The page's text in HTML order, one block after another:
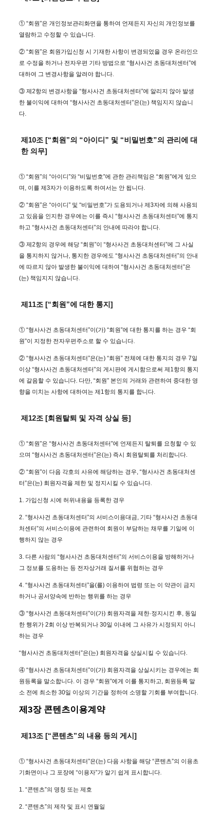
① “회원”은 개인정보관리화면을 통하여 언제든지 자신의 개인정보를
열람하고 수정할 수 있습니다.
② “회원”은 회원가입신청 시 기재한 사항이 변경되었을 경우 온라인으
로 수정을 하거나 전자우편 기타 방법으로 “형사사건 초동대처센터”에
대하여 그 변경사항을 알려야 합니다.
③ 제2항의 변경사항을 “형사사건 초동대처센터”에 알리지 않아 발생
한 불이익에 대하여 “형사사건 초동대처센터”은(는) 책임지지 않습니
다.
제10조 [“회원”의 “아이디” 및 “비밀번호”의 관리에 대
한 의무]
① “회원”의 “아이디”와 “비밀번호”에 관한 관리책임은 “회원”에게 있으
며, 이를 제3자가 이용하도록 하여서는 안 됩니다.
② “회원”은 “아이디” 및 “비밀번호”가 도용되거나 제3자에 의해 사용되
고 있음을 인지한 경우에는 이를 즉시 “형사사건 초동대처센터”에 통지
하고 “형사사건 초동대처센터”의 안내에 따라야 합니다.
③ 제2항의 경우에 해당 “회원”이 “형사사건 초동대처센터”에 그 사실
을 통지하지 않거나, 통지한 경우에도 “형사사건 초동대처센터”의 안내
에 따르지 않아 발생한 불이익에 대하여 “형사사건 초동대처센터”은
(는) 책임지지 않습니다.
제11조 [“회원”에 대한 통지]
① “형사사건 초동대처센터”이(가) “회원”에 대한 통지를 하는 경우 “회
원”이 지정한 전자우편주소로 할 수 있습니다.
② “형사사건 초동대처센터”은(는) “회원” 전체에 대한 통지의 경우 7일
이상 “형사사건 초동대처센터”의 게시판에 게시함으로써 제1항의 통지
에 갈음할 수 있습니다. 다만, “회원” 본인의 거래와 관련하여 중대한 영
향을 미치는 사항에 대하여는 제1항의 통지를 합니다.
제12조 [회원탈퇴 및 자격 상실 등]
① “회원”은 “형사사건 초동대처센터”에 언제든지 탈퇴를 요청할 수 있
으며 “형사사건 초동대처센터”은(는) 즉시 회원탈퇴를 처리합니다.
② “회원”이 다음 각호의 사유에 해당하는 경우, “형사사건 초동대처센
터”은(는) 회원자격을 제한 및 정지시킬 수 있습니다.
1. 가입신청 시에 허위내용을 등록한 경우
2. “형사사건 초동대처센터”의 서비스이용대금, 기타 “형사사건 초동대
처센터”의 서비스이용에 관련하여 회원이 부담하는 채무를 기일에 이
행하지 않는 경우
3. 다른 사람의 “형사사건 초동대처센터”의 서비스이용을 방해하거나
그 정보를 도용하는 등 전자상거래 질서를 위협하는 경우
4. “형사사건 초동대처센터”을(를) 이용하여 법령 또는 이 약관이 금지
하거나 공서양속에 반하는 행위를 하는 경우
③ “형사사건 초동대처센터”이(가) 회원자격을 제한·정지시킨 후, 동일
한 행위가 2회 이상 반복되거나 30일 이내에 그 사유가 시정되지 아니
하는 경우
“형사사건 초동대처센터”은(는) 회원자격을 상실시킬 수 있습니다.
④ “형사사건 초동대처센터”이(가) 회원자격을 상실시키는 경우에는 회
원등록을 말소합니다. 이 경우 “회원”에게 이를 통지하고, 회원등록 말
소 전에 최소한 30일 이상의 기간을 정하여 소명할 기회를 부여합니다.
제3장 콘텐츠이용계약
제13조 [“콘텐츠”의 내용 등의 게시]
① “형사사건 초동대처센터”은(는) 다음 사항을 해당 “콘텐츠”의 이용초
기화면이나 그 포장에 “이용자”가 알기 쉽게 표시합니다.
1. “콘텐츠”의 명칭 또는 제호
2. “콘텐츠”의 제작 및 표시 연월일